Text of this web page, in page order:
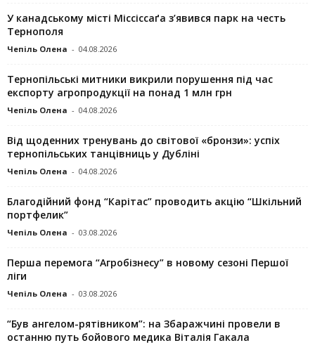
У канадському місті Міссіссаґа з’явився парк на честь
Тернополя
Чепіль Олена - 04.08.2026
Тернопільські митники викрили порушення під час
експорту агропродукції на понад 1 млн грн
Чепіль Олена - 04.08.2026
Від щоденних тренувань до світової «бронзи»: успіх
тернопільських танцівниць у Дубліні
Чепіль Олена - 04.08.2026
Благодійний фонд “Карітас” проводить акцію “Шкільний
портфелик”
Чепіль Олена - 03.08.2026
Перша перемога “Агробізнесу” в новому сезоні Першої
ліги
Чепіль Олена - 03.08.2026
“Був ангелом-рятівником”: на Збаражчині провели в
останню путь бойового медика Віталія Гакала